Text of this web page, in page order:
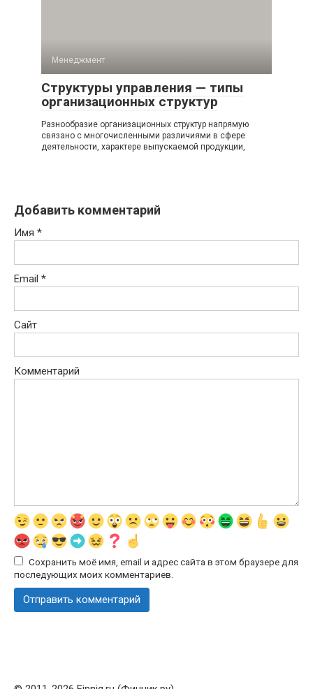
Менеджмент
Структуры управления — типы
организационных структур
Разнообразие организационных структур напрямую
связано с многочисленными различиями в сфере
деятельности, характере выпускаемой продукции,
Добавить комментарий
Имя *
Email *
Сайт
Комментарий
Сохранить моё имя, email и адрес сайта в этом браузере для
последующих моих комментариев.